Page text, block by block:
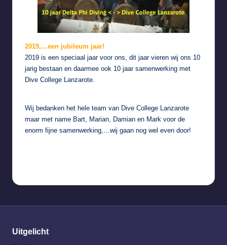
2019,…een jubileum jaar!
2019 is een speciaal jaar voor ons, dit jaar vieren wij ons 10
jarig bestaan en daarmee ook 10 jaar samenwerking met
Dive College Lanzarote.
Wij bedanken het hele team van Dive College Lanzarote
maar met name Bart, Marian, Damian en Mark voor de
enorm fijne samenwerking,…wij gaan nog wel even door!
Uitgelicht